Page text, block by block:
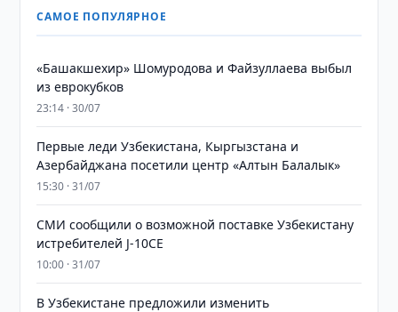
САМОЕ ПОПУЛЯРНОЕ
«Башакшехир» Шомуродова и Файзуллаева выбыл
из еврокубков
23:14 · 30/07
Первые леди Узбекистана, Кыргызстана и
Азербайджана посетили центр «Алтын Балалык»
15:30 · 31/07
СМИ сообщили о возможной поставке Узбекистану
истребителей J-10CE
10:00 · 31/07
В Узбекистане предложили изменить